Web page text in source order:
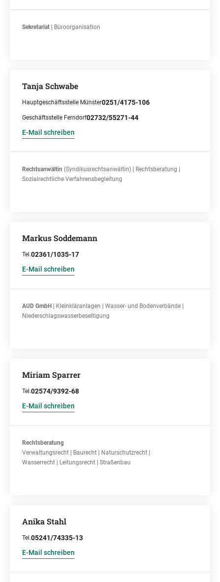
Sekretariat | Büroorganisation
Tanja Schwabe
Hauptgeschäftsstelle Münster0251/4175-106
Geschäftsstelle Ferndorf02732/55271-44
E-Mail schreiben
Rechtsanwältin (Syndikusrechtsanwältin) | Rechtsberatung |
Sozialrechtliche Verfahrensbegleitung
Markus Soddemann
Tel.02361/1035-17
E-Mail schreiben
AUD GmbH
| Kleinkläranlagen | Wasser- und Bodenverbände |
Niederschlagswasserbeseitigung
Miriam Sparrer
Tel.02574/9392-68
E-Mail schreiben
Rechtsberatung
Verwaltungsrecht | Baurecht | Naturschutzrecht |
Wasserrecht | Leitungsrecht | Straßenbau
Anika Stahl
Tel.05241/74335-13
E-Mail schreiben